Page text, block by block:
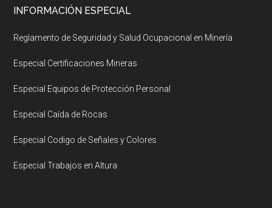
INFORMACIÓN ESPECIAL
Reglamento de Seguridad y Salud Ocupacional en Minería
Especial Certificaciones Mineras
Especial Equipos de Protección Personal
Especial Caída de Rocas
Especial Codigo de Señales y Colores
Especial Trabajos en Altura